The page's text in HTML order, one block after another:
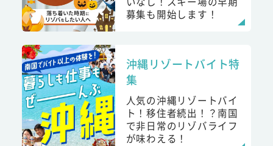
募集も開始します！
沖縄リゾートバイト特
集
人気の沖縄リゾートバイ
ト！移住者続出！？南国
で非日常のリゾバライフ
が味わえる！